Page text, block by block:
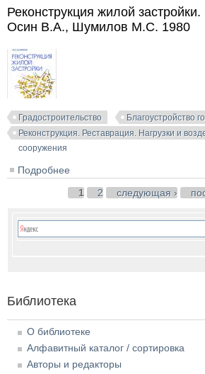
поселков. Шевченко Ю.Л.,
Реконструкция жилой
Осин В.А., Шумилов М.С. 1980
Градостроительство
Благоустройство
Реконструкция. Реставрация. Нагрузки и
сооружения
Подробнее
Осин В.А., Шумилов М.С.
1 2 следующая ›
Библиотека
О библиотеке
Алфавитный каталог / сортировка
Авторы и редакторы